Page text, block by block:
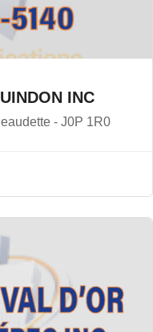
INC
- J0P 1R0